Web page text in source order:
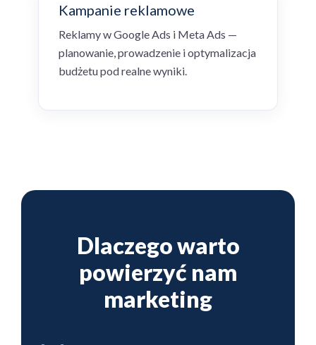
Kampanie reklamowe
Reklamy w Google Ads i Meta Ads —
planowanie, prowadzenie i optymalizacja
budżetu pod realne wyniki.
Dlaczego warto
powierzyć nam
marketing